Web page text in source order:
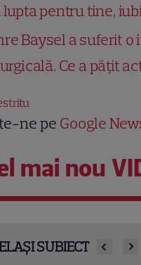
lupta pentru tine,
Baysel a suferit
Ce a pățit
ne pe Google
mai nou
SUBIECT